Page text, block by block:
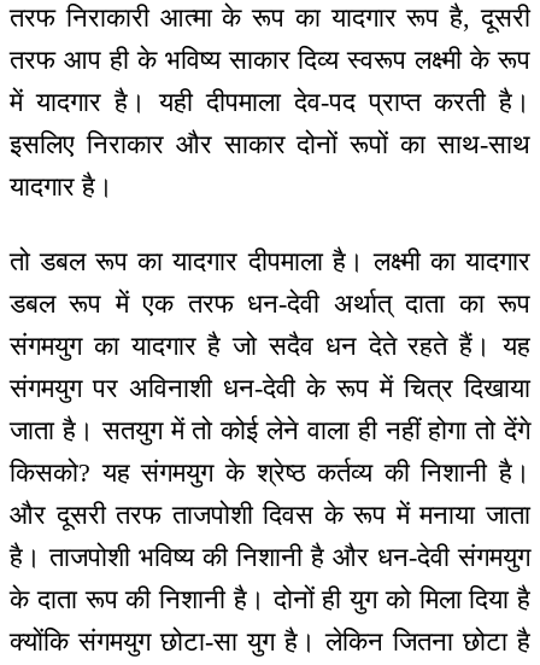
तरफ निराकारी आत्मा के रूप का यादगार रूप है, दूसरी
तरफ आप ही के भविष्य साकार दिव्य स्वरूप लक्ष्मी के रूप
में यादगार है। यही दीपमाला देव-पद प्राप्त करती है।
इसलिए निराकार और साकार दोनों रूपों का साथ-साथ
यादगार है।
तो डबल रूप का यादगार दीपमाला है। लक्ष्मी का यादगार
डबल रूप में एक तरफ धन-देवी अर्थात् दाता का रूप
संगमयुग का यादगार है जो सदैव धन देते रहते हैं। यह
संगमयुग पर अविनाशी धन-देवी के रूप में चित्र दिखाया
जाता है। सतयुग में तो कोई लेने वाला ही नहीं होगा तो देंगे
किसको? यह संगमयुग के श्रेष्ठ कर्तव्य की निशानी है।
और दूसरी तरफ ताजपोशी दिवस के रूप में मनाया जाता
है। ताजपोशी भविष्य की निशानी है और धन-देवी संगमयुग
के दाता रूप की निशानी है। दोनों ही युग को मिला दिया है
क्योंकि संगमयुग छोटा-सा युग है। लेकिन जितना छोटा है